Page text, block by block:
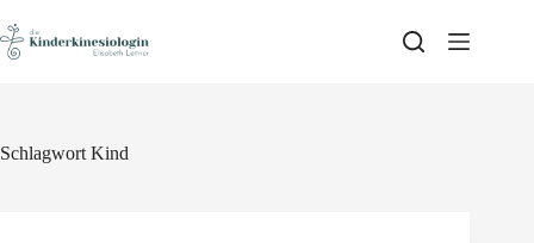
to
content
Schlagwort Kind